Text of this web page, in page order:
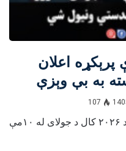
پرېکړه اعلان
۱۰ وروسته به بې‌ وېزې
شي107
د پاکستان حکومت اعلان کړی چې د ۲۰۲۶ کال د جولای له ۱۰مې